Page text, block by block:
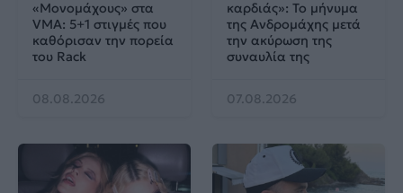
«Μονομάχους» στα
VMA: 5+1 στιγμές που
καθόρισαν την πορεία
του Rack
08.08.2026
καρδιάς»: Το μήνυμα
της Ανδρομάχης μετά
την ακύρωση της
συναυλία της
07.08.2026